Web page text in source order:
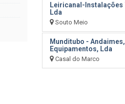
Leiricanal-Instalações
Lda
Souto Meio
Munditubo -
Equipamentos, Lda
Casal do Marco